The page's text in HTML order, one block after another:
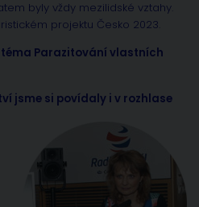
byly vždy mezilidské vztahy.
projektu Česko 2023.
téma Parazitování vlastních
jsme si povídaly i v rozhlase